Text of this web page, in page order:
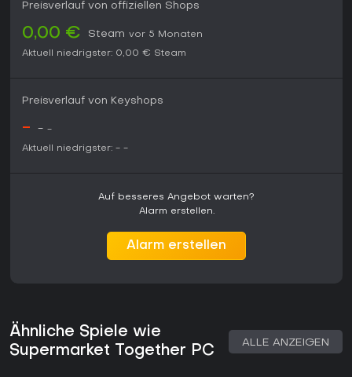
Preisverlauf von offiziellen Shops
0,00 € Steam vor 5 Monaten
Aktuell niedrigster: 0,00 € Steam
Preisverlauf von Keyshops
- - -
Aktuell niedrigster: - -
Auf besseres Angebot warten?
Alarm erstellen.
Alarm erstellen
Ähnliche Spiele wie
Supermarket Together PC
ALLE ANZEIGEN